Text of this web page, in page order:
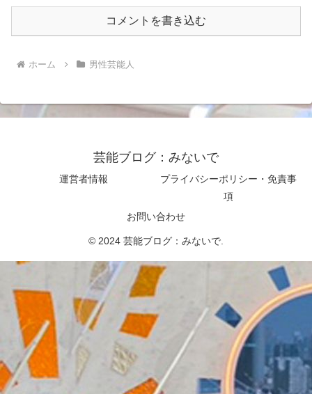
コメントを書き込む
ホーム 男性芸能人
芸能ブログ：みないで
運営者情報
プライバシーポリシー・免責事
項
お問い合わせ
© 2024 芸能ブログ：みないで.